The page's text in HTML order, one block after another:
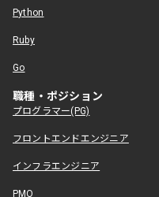
Python
Ruby
Go
職種・ポジション
プログラマー(PG)
フロントエンドエンジニア
インフラエンジニア
PMO